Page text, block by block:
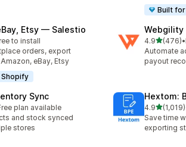
Built
Etsy — Salestio
：80件
to install
orders, export
eBay, Etsy
Webgility
4.95つ星中
(476)
合計レビュ•
Automate
payout
Sync
：151件
plan available
and stock synced
stores
Hextom:
4.95つ星中
(1,019)
合計レビュ
Save time
exporting